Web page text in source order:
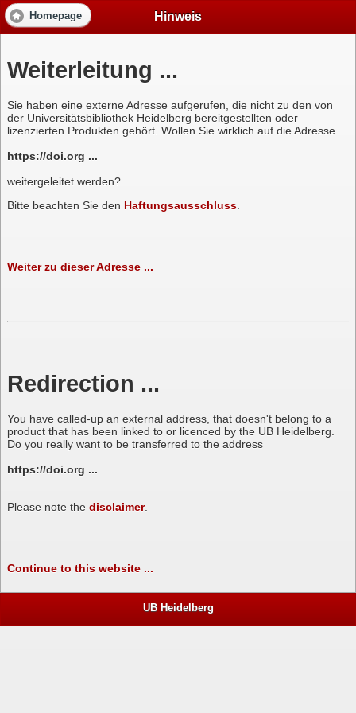
Homepage Hinweis
Weiterleitung ...
Sie haben eine externe Adresse aufgerufen, die nicht zu den von
der Universitätsbibliothek Heidelberg bereitgestellten oder
lizenzierten Produkten gehört. Wollen Sie wirklich auf die Adresse
https://doi.org ...
weitergeleitet werden?
Bitte beachten Sie den Haftungsausschluss.
Weiter zu dieser Adresse ...
Redirection ...
You have called-up an external address, that doesn't belong to a
product that has been linked to or licenced by the UB Heidelberg.
Do you really want to be transferred to the address
https://doi.org ...
Please note the disclaimer.
Continue to this website ...
UB Heidelberg